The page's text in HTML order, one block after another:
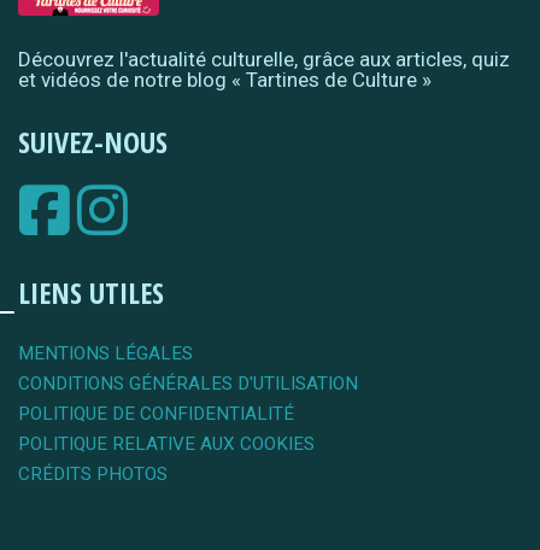
Découvrez l'actualité culturelle, grâce aux articles, quiz
et vidéos de notre blog « Tartines de Culture »
SUIVEZ-NOUS
LIENS UTILES
MENTIONS LÉGALES
CONDITIONS GÉNÉRALES D'UTILISATION
POLITIQUE DE CONFIDENTIALITÉ
POLITIQUE RELATIVE AUX COOKIES
CRÉDITS PHOTOS